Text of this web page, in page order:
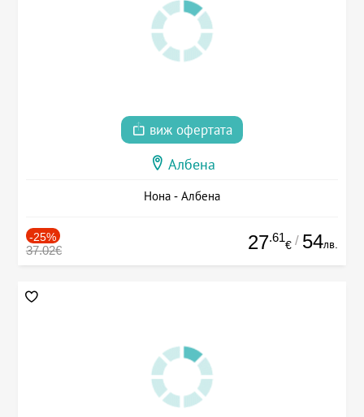
виж офертата
Албена
Нона - Албена
-25%
37.02€ 27.61
€ / 54лв.